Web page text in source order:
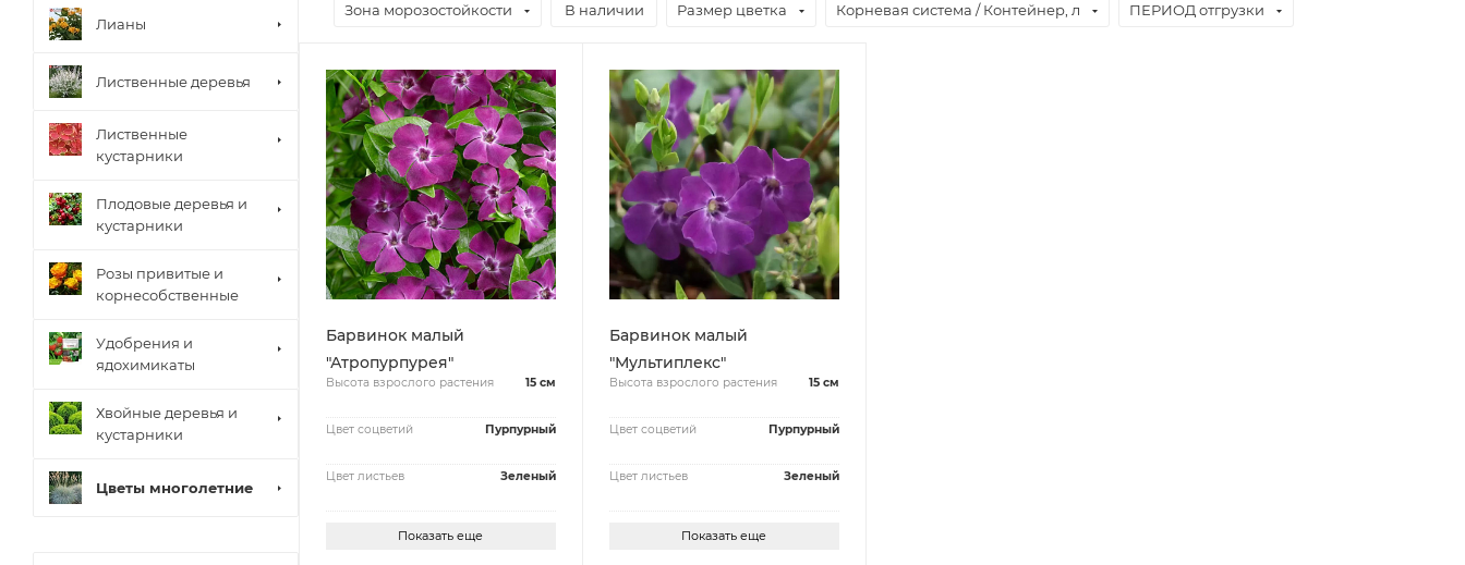
Зона морозостойкости В наличии Размер цветка Корневая система / Контейнер, л ПЕРИОД отгрузки
Барвинок малый
"Атропурпурея"
Высота взрослого растения 15 см
Цвет соцветий Пурпурный
Цвет листьев Зеленый
Показать еще
Барвинок малый
"Мультиплекс"
Высота взрослого растения 15 см
Цвет соцветий Пурпурный
Цвет листьев Зеленый
Показать еще
Лианы
Лиственные деревья
Лиственные
кустарники
Плодовые деревья и
кустарники
Розы привитые и
корнесобственные
Удобрения и
ядохимикаты
Хвойные деревья и
кустарники
Цветы многолетние